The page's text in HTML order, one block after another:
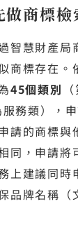
做商標檢
智慧財產局
商標存在。
45個類別
務類），
請的商標與
同，申請將
上建議同時
品牌名稱（